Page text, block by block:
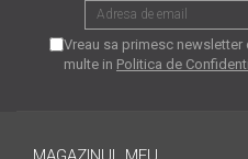
Ce tip de scanner să alegi
în funcție de afacerea ta
De ce alegi o
Vreau sa primesc
multe in Politica de